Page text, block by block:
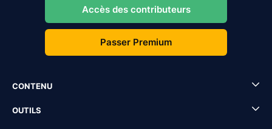
Accès des contributeurs
Passer Premium
CONTENU
OUTILS